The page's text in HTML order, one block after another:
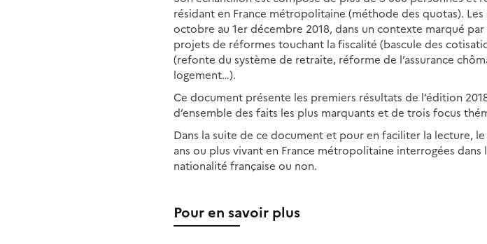
résidant en France métropolitaine (méthode des quotas).
octobre au 1er décembre 2018, dans un contexte marqué
projets de réformes touchant la fiscalité (bascule des
(refonte du système de retraite, réforme de l’assurance
logement…).
Ce document présente les premiers résultats de l’édition
d’ensemble des faits les plus marquants et de trois focus
Dans la suite de ce document et pour en faciliter la lecture,
ans ou plus vivant en France métropolitaine interrogées
nationalité française ou non.
Pour en savoir plus